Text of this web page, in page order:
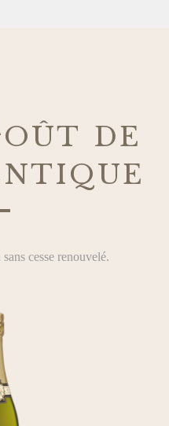
de
cesse renouvelé.